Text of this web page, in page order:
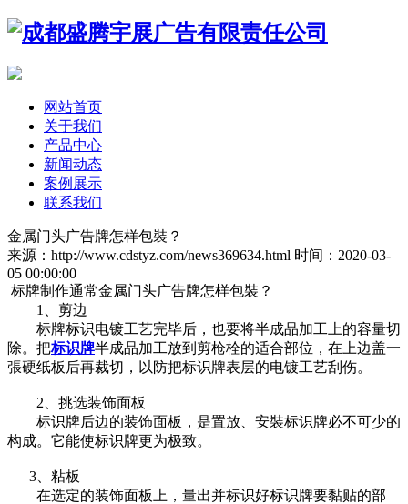
网站首页
关于我们
产品中心
新闻动态
案例展示
联系我们
金属门头广告牌怎样包裝？
来源：http://www.cdstyz.com/news369634.html 时间：2020-03-
05 00:00:00
标牌制作通常金属门头广告牌怎样包裝？
1、剪边
标牌标识电镀工艺完毕后，也要将半成品加工上的容量切
除。把标识牌半成品加工放到剪枪栓的适合部位，在上边盖一
張硬纸板后再裁切，以防把标识牌表层的电镀工艺刮伤。
2、挑选装饰面板
标识牌后边的装饰面板，是置放、安裝标识牌必不可少的
构成。它能使标识牌更为极致。
3、粘板
在选定的装饰面板上，量出并标识好标识牌要黏贴的部